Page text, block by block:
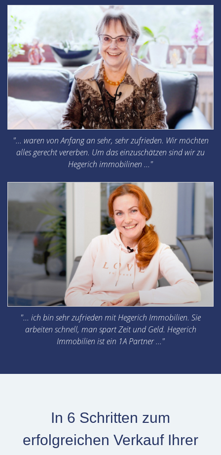
"... waren von Anfang an sehr, sehr zufrieden. Wir möchten
alles gerecht vererben. Um das einzuschätzen sind wir zu
Hegerich immobilinen ..."
"... ich bin sehr zufrieden mit Hegerich Immobilien. Sie
arbeiten schnell, man spart Zeit und Geld. Hegerich
Immobilien ist ein 1A Partner ..."
In 6 Schritten zum
erfolgreichen Verkauf Ihrer